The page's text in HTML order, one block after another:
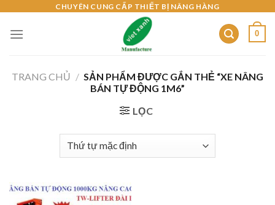
content
CHUYÊN CUNG CẤP THIẾT BỊ NÂNG HÀNG
0
TRANG CHỦ / SẢN PHẨM ĐƯỢC GẮN THẺ “XE NÂNG
BÁN TỰ ĐỘNG 1M6”
LỌC